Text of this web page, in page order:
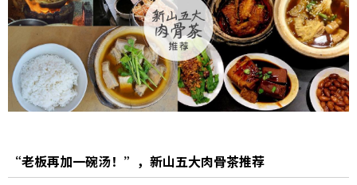
“老板再加一碗汤！”，新山五大肉骨茶推荐